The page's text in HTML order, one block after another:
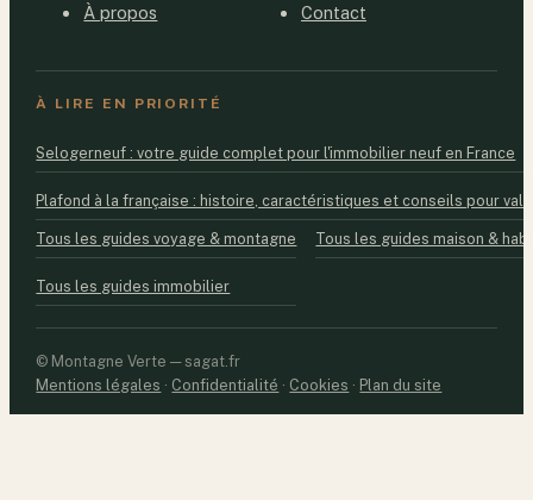
À propos Contact
À LIRE EN PRIORITÉ
Selogerneuf : votre guide complet pour l'immobilier neuf en France
Plafond à la française : histoire, caractéristiques et conseils pour
Tous les guides voyage & montagne Tous les guides maison &
Tous les guides immobilier
© Montagne Verte — sagat.fr
Mentions légales · Confidentialité · Cookies · Plan du site